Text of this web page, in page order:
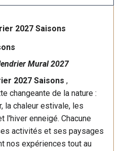
2027 Saisons
Mural 2027
2027 Saisons ,
changeante de la nature :
la chaleur estivale, les
l'hiver enneigé. Chacune
activités et ses paysages
nos expériences tout au